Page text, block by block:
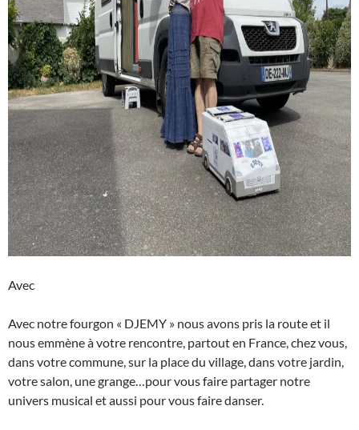
Avec
Avec notre fourgon « DJEMY » nous avons pris la route et il
nous emmène à votre rencontre, partout en France, chez vous,
dans votre commune, sur la place du village, dans votre jardin,
votre salon, une grange…pour vous faire partager notre
univers musical et aussi pour vous faire danser.